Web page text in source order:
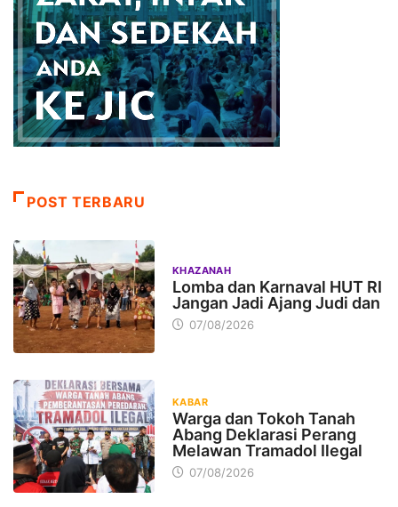
POST TERBARU
KHAZANAH
Lomba dan Karnaval HUT RI
Jangan Jadi Ajang Judi dan
07/08/2026
KABAR
Warga dan Tokoh Tanah
Abang Deklarasi Perang
Melawan Tramadol Ilegal
07/08/2026